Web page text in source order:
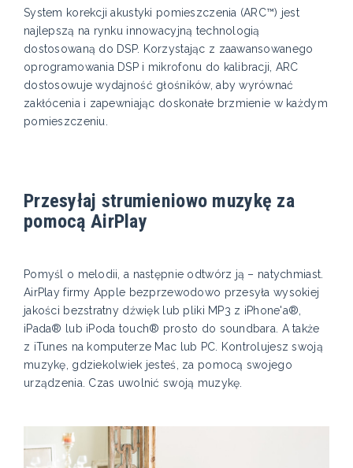
System korekcji akustyki pomieszczenia (ARC™) jest
najlepszą na rynku innowacyjną technologią
dostosowaną do DSP. Korzystając z zaawansowanego
oprogramowania DSP i mikrofonu do kalibracji, ARC
dostosowuje wydajność głośników, aby wyrównać
zakłócenia i zapewniając doskonałe brzmienie w każdym
pomieszczeniu.
Przesyłaj strumieniowo muzykę za
pomocą AirPlay
Pomyśl o melodii, a następnie odtwórz ją – natychmiast.
AirPlay firmy Apple bezprzewodowo przesyła wysokiej
jakości bezstratny dźwięk lub pliki MP3 z iPhone'a®,
iPada® lub iPoda touch® prosto do soundbara. A także
z iTunes na komputerze Mac lub PC. Kontrolujesz swoją
muzykę, gdziekolwiek jesteś, za pomocą swojego
urządzenia. Czas uwolnić swoją muzykę.